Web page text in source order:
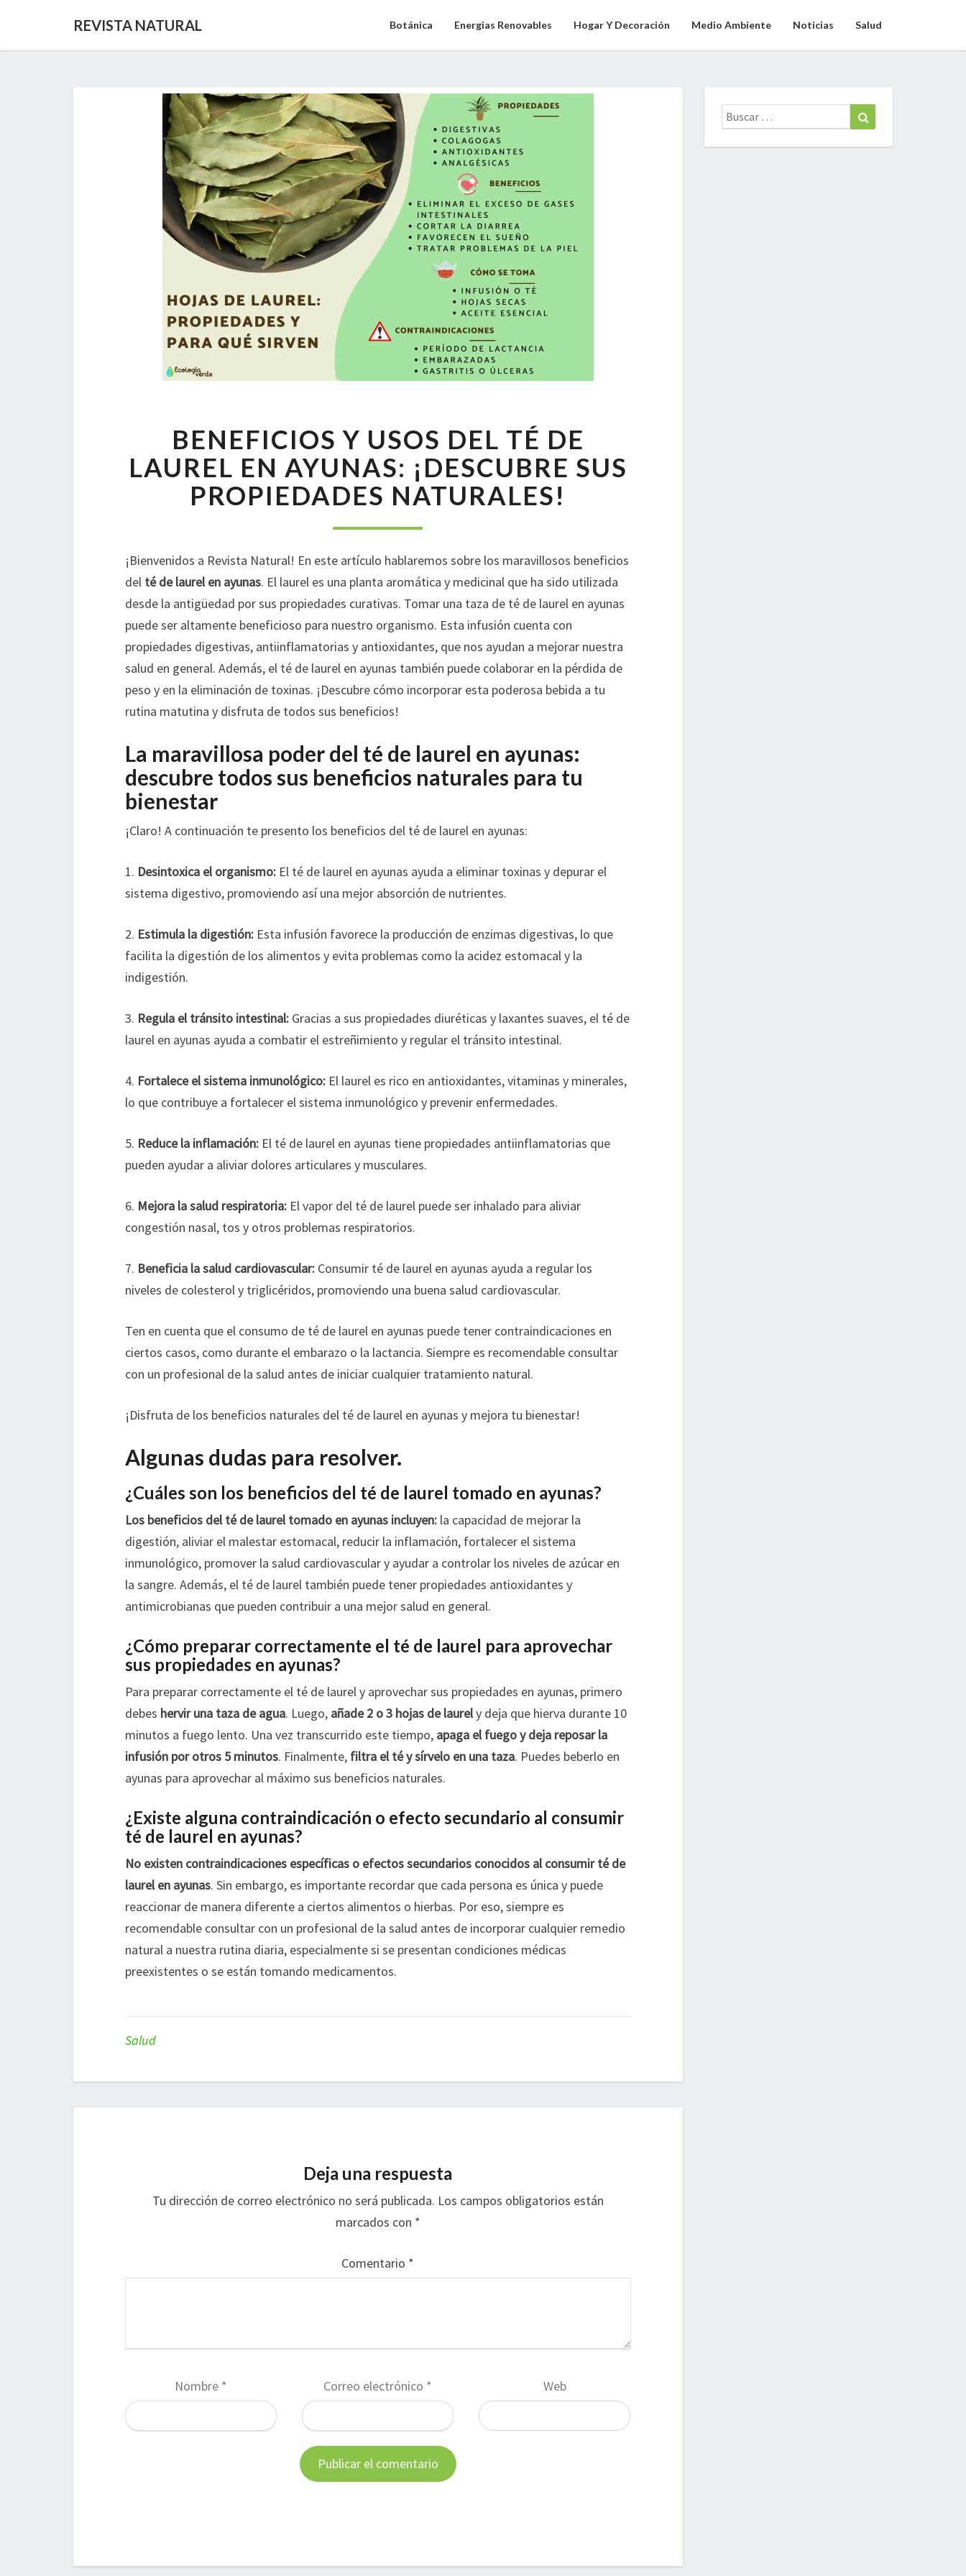
REVISTA NATURAL Botánica Energias Renovables Hogar Y Decoración Medio Ambiente Noticias Salud
USOS
DEL
TÉ
DE
LAUREL
AYUNAS:
¡DESCUBRE
SUS
PROPIEDADES
NATURALES!
BENEFICIOS Y USOS DEL TÉ DE
LAUREL EN AYUNAS: ¡DESCUBRE SUS
PROPIEDADES NATURALES!
¡Bienvenidos a Revista Natural! En este artículo hablaremos sobre los maravillosos beneficios
del té de laurel en ayunas. El laurel es una planta aromática y medicinal que ha sido utilizada
desde la antigüedad por sus propiedades curativas. Tomar una taza de té de laurel en ayunas
puede ser altamente beneficioso para nuestro organismo. Esta infusión cuenta con
propiedades digestivas, antiinflamatorias y antioxidantes, que nos ayudan a mejorar nuestra
salud en general. Además, el té de laurel en ayunas también puede colaborar en la pérdida de
peso y en la eliminación de toxinas. ¡Descubre cómo incorporar esta poderosa bebida a tu
rutina matutina y disfruta de todos sus beneficios!
La maravillosa poder del té de laurel en ayunas:
descubre todos sus beneficios naturales para tu
bienestar
¡Claro! A continuación te presento los beneficios del té de laurel en ayunas:
1. Desintoxica el organismo: El té de laurel en ayunas ayuda a eliminar toxinas y depurar el
sistema digestivo, promoviendo así una mejor absorción de nutrientes.
2. Estimula la digestión: Esta infusión favorece la producción de enzimas digestivas, lo que
facilita la digestión de los alimentos y evita problemas como la acidez estomacal y la
indigestión.
3. Regula el tránsito intestinal: Gracias a sus propiedades diuréticas y laxantes suaves, el té de
laurel en ayunas ayuda a combatir el estreñimiento y regular el tránsito intestinal.
4. Fortalece el sistema inmunológico: El laurel es rico en antioxidantes, vitaminas y minerales,
lo que contribuye a fortalecer el sistema inmunológico y prevenir enfermedades.
5. Reduce la inflamación: El té de laurel en ayunas tiene propiedades antiinflamatorias que
pueden ayudar a aliviar dolores articulares y musculares.
6. Mejora la salud respiratoria: El vapor del té de laurel puede ser inhalado para aliviar
congestión nasal, tos y otros problemas respiratorios.
7. Beneficia la salud cardiovascular: Consumir té de laurel en ayunas ayuda a regular los
niveles de colesterol y triglicéridos, promoviendo una buena salud cardiovascular.
Ten en cuenta que el consumo de té de laurel en ayunas puede tener contraindicaciones en
ciertos casos, como durante el embarazo o la lactancia. Siempre es recomendable consultar
con un profesional de la salud antes de iniciar cualquier tratamiento natural.
¡Disfruta de los beneficios naturales del té de laurel en ayunas y mejora tu bienestar!
Algunas dudas para resolver.
¿Cuáles son los beneficios del té de laurel tomado en ayunas?
Los beneficios del té de laurel tomado en ayunas incluyen: la capacidad de mejorar la
digestión, aliviar el malestar estomacal, reducir la inflamación, fortalecer el sistema
inmunológico, promover la salud cardiovascular y ayudar a controlar los niveles de azúcar en
la sangre. Además, el té de laurel también puede tener propiedades antioxidantes y
antimicrobianas que pueden contribuir a una mejor salud en general.
¿Cómo preparar correctamente el té de laurel para aprovechar
sus propiedades en ayunas?
Para preparar correctamente el té de laurel y aprovechar sus propiedades en ayunas, primero
debes hervir una taza de agua. Luego, añade 2 o 3 hojas de laurely deja que hierva durante 10
minutos a fuego lento. Una vez transcurrido este tiempo, apaga el fuego y deja reposar la
infusión por otros 5 minutos. Finalmente, filtra el té y sírvelo en una taza. Puedes beberlo en
ayunas para aprovechar al máximo sus beneficios naturales.
¿Existe alguna contraindicación o efecto secundario al consumir
té de laurel en ayunas?
No existen contraindicaciones específicas o efectos secundarios conocidos al consumir té de
laurel en ayunas. Sin embargo, es importante recordar que cada persona es única y puede
reaccionar de manera diferente a ciertos alimentos o hierbas. Por eso, siempre es
recomendable consultar con un profesional de la salud antes de incorporar cualquier remedio
natural a nuestra rutina diaria, especialmente si se presentan condiciones médicas
preexistentes o se están tomando medicamentos.
Salud
Deja una respuesta
Tu dirección de correo electrónico no será publicada. Los campos obligatorios están
marcados con *
Comentario *
Nombre * Correo electrónico * Web
Buscar: